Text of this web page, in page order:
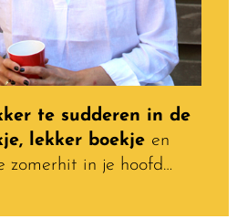
te sudderen in de
lekker boekje en
zomerhit in je hoofd…